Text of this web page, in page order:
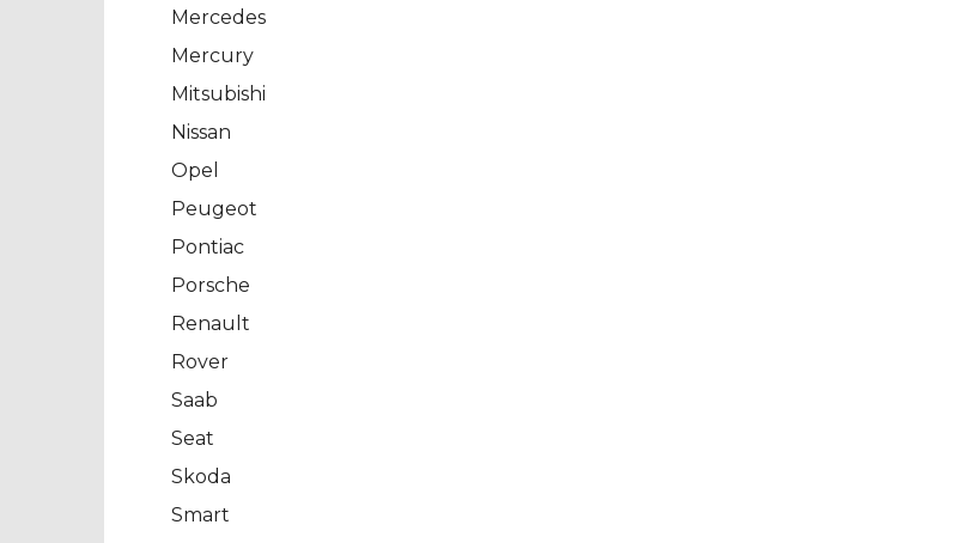
Mercedes
Mercury
Mitsubishi
Nissan
Opel
Peugeot
Pontiac
Porsche
Renault
Rover
Saab
Seat
Skoda
Smart